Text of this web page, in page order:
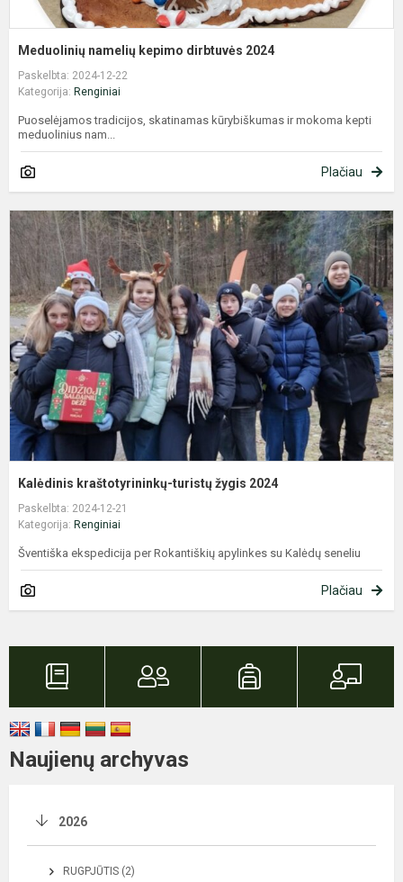
Meduolinių namelių kepimo dirbtuvės 2024
Paskelbta: 2024-12-22
Kategorija: Renginiai
Puoselėjamos tradicijos, skatinamas kūrybiškumas ir mokoma kepti
meduolinius nam...
Plačiau
Kalėdinis kraštotyrininkų-turistų žygis 2024
Paskelbta: 2024-12-21
Kategorija: Renginiai
Šventiška ekspedicija per Rokantiškių apylinkes su Kalėdų seneliu
Plačiau
Naujienų archyvas
2026
RUGPJŪTIS (2)